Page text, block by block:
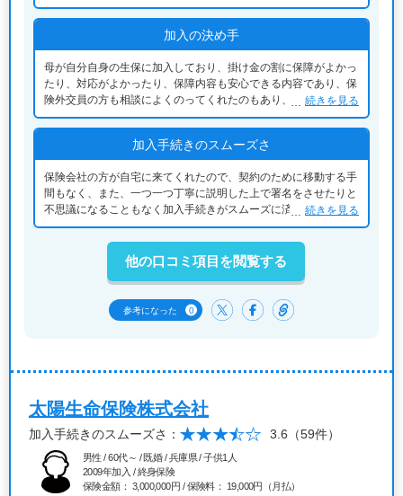
加入の決め手
母が自分自身の生保に加入しており、掛け金の割に保障がよかっ
たり、対応がよかったり、保障内容も安心できる内容であり、保
険外交員の方も相談によくのってくれたのもあり、娘である私も
同じ保険会社の保険に加入しました。
続きを見る
加入手続きのスムーズさ
保険会社の方が自宅に来てくれたので、契約のために移動する手
間もなく、また、一つ一つ丁寧に説明した上で署名をさせたりと
不思議になることもなく加入手続きがスムーズに済んだのでとて
も安心して加入できました。
続きを見る
参考になった 0
他の口コミ項目を閲覧する
太陽生命保険株式会社
加入手続きのスムーズさ： 3.6 （59件）
男性 / 60代～ / 既婚 / 兵庫県 / 子供1人
2009年加入 / 終身保険
保険金額： 3,000,000円 / 保険料： 19,000円（月払）